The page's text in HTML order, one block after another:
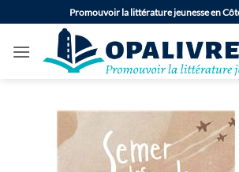
au
contenu
Promouvoir la littérature jeunesse en